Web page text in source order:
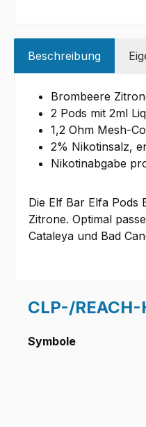
Beschreibung
Brombeere
2 Pods mit 2ml
1,2 Ohm Mesh-
2% Nikotinsalz,
Nikotinabgabe
Die Elf Bar Elfa Pods
Zitrone. Optimal
Cataleya und Bad
CLP-/
Symbole